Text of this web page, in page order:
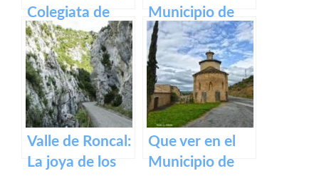
Colegiata de
Roncesvalles:
un tesoro
medieval en los
Pirineos
Municipio de
Zugarramurdi
en Navarra
Valle de Roncal:
La joya de los
Que ver en el
Municipio de